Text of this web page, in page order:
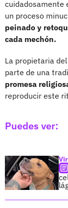
cuidadosamente
un proceso
peinado y
cada mechón.
La propietaria
parte de una
promesa
reproducir este
Puedes ver: